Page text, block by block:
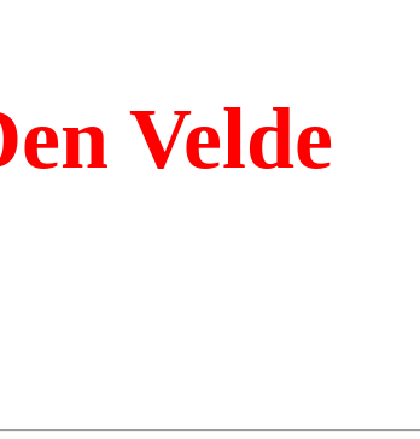
Velde